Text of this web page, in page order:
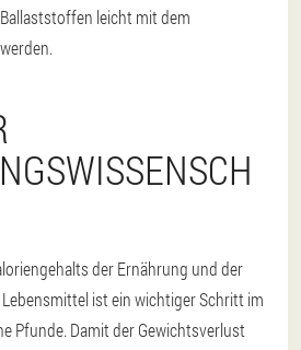
leicht mit dem
der Ernährung und der
ist ein wichtiger Schritt im
Pfunde. Damit der Gewichtsverlust